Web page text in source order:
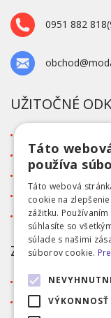
0951 882
UŽITOČNÉ
Blog
Kontakt
Tabuľka veľkostí
Ochrana
ZÁKAZNÍCKY
Obchodné
Doprava a platba
Táto
používa
Táto webová
cookie na
zážitku.
súhlasíte so
súlade s našimi
súborov cookie.
VÝKONNOSŤ